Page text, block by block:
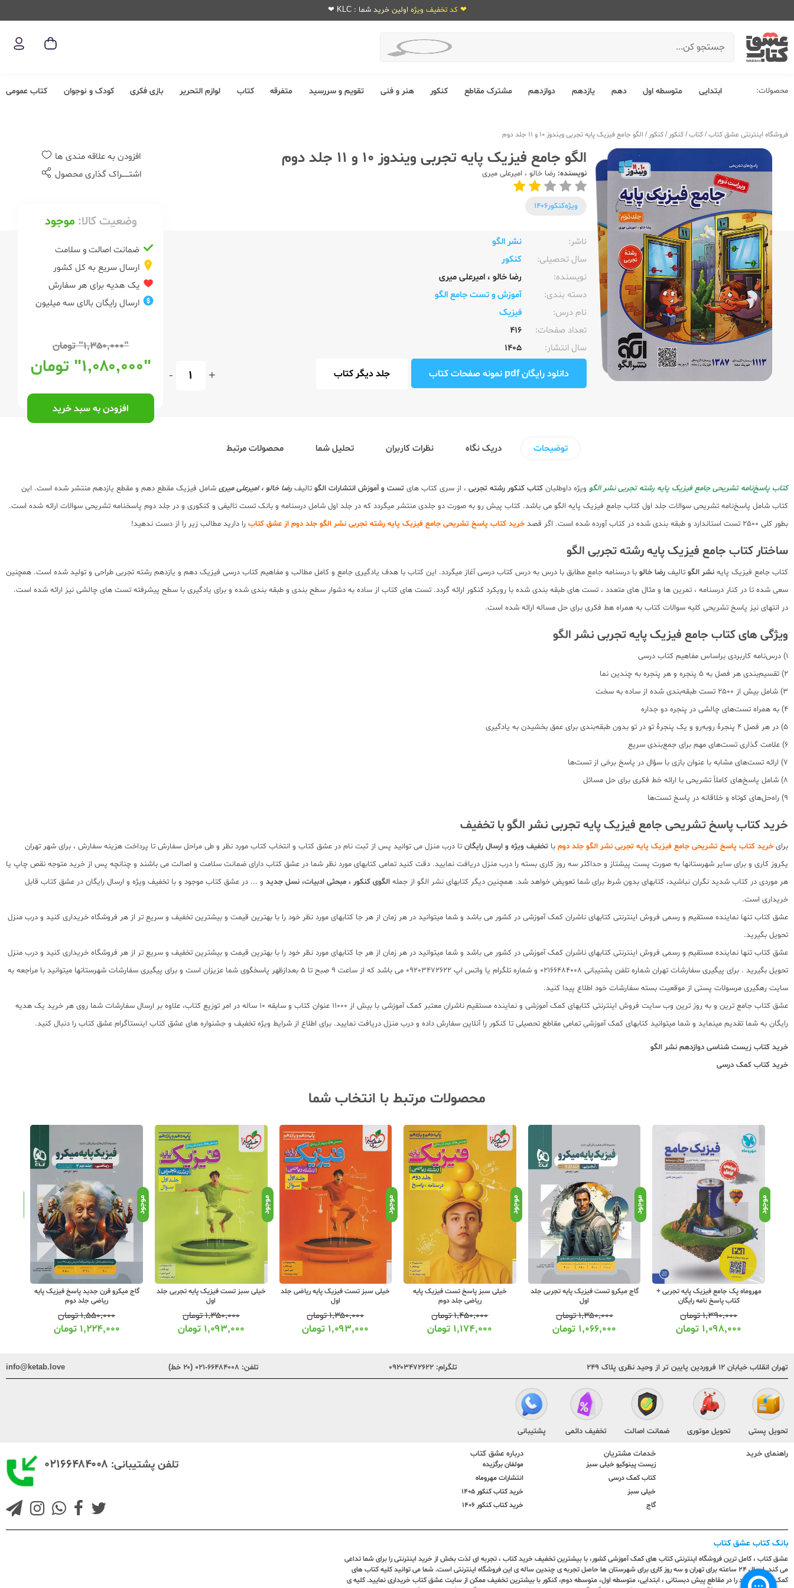
❤ کد تخفیف ویژه اولین خرید شما : KLC ❤
محصولات: ابتدایی متوسطه اول دهم یازدهم دوازدهم مشترک مقاطع کنکور هنر و فنی تقویم و سررسید متفرقه کتاب لوازم التحریر بازی فکری کودک و نوجوان کتاب عمومی
فروشگاه اینترنتی عشق کتاب/کتاب/کنکور /کنکور / الگو جامع فیزیک پایه تجربی ویندوز 10 و 11 جلد دوم
الگو جامع فیزیک پایه تجربی ویندوز 10 و 11 جلد دوم
نویسنده: رضا خالو ، امیرعلی میری
ویژه‌کنکور1406
ناشر:‌
نشر الگو
سال تحصیلی:‌
کنکور
نویسنده:‌
رضا خالو ، امیرعلی میری
دسته بندی:
آموزش و تست جامع الگو
نام درس:
فیزیک
تعداد صفحات:‌
416
سال انتشار:‌
1405
دانلود رایگان pdf نمونه صفحات کتاب جلد دیگر کتاب +
-
افزودن به علاقه مندی ها
اشتــــــراک گذاری محصول
وضعیت کالا: موجود
ضمانت اصالت و سلامت
ارسال سریع به کل کشور
یک هدیه برای هر سفارش
ارسال رایگان بالای سه میلیون
"۱,۳۵۰,۰۰۰" تومان
"۱,۰۸۰,۰۰۰" تومان
افزودن به سبد خرید
توضیحات دریک نگاه نظرات کاربران تحلیل شما محصولات مرتبط
کتاب پاسخ‌نامه تشریحی جامع فیزیک پایه رشته تجربی نشر الگو ویژه داوطلبان کتاب کنکور رشته تجربی ، از سری کتاب های تست و آموزش انتشارات الگو تالیفرضا خالو ، امیرعلی میری شامل فیزیک مقطع دهم و مقطع یازدهم منتشر شده است. این
کتاب شامل پاسخ‌نامه تشریحی سوالات جلد اول کتاب جامع فیزیک پایه الگو می باشد. کتاب پیش رو به صورت دو جلدی منتشر میگردد که در جلد اول شامل درسنامه و بانک تست تالیفی و کنکوری و در جلد دوم پاسخنامه تشریحی سوالات ارائه شده است.
بطور کلی 2500 تست استاندارد و طبقه بندی شده در کتاب آورده شده است. اگر قصد
خرید کتاب پاسخ تشریحی جامع فیزیک پایه رشته تجربی نشر الگو جلد دوم از عشق کتاب را دارید مطالب زیر را از دست ندهید!
ساختار کتاب جامع فیزیک پایه رشته تجربی الگو
کتاب جامع فیزیک پایه نشر الگو تالیف رضا خالو با درسنامه جامع مطابق با درس به درس کتاب درسی آغاز میگردد. این کتاب با هدف یادگیری جامع و کامل مطالب و مفاهیم کتاب درسی فیزیک دهم و یازدهم رشته تجربی طراحی و تولید شده است. همچنین
سعی شده تا در کنار درسنامه ، تمرین ها و مثال های متعدد ، تست های طبقه بندی شده با رویکرد کنکور ارائه گردد. تست های کتاب از ساده به دشوار سطح بندی و طبقه بندی شده و برای یادگیری با سطح پیشرفته تست های چالشی نیز ارائه شده است.
در انتهای نیز پاسخ تشریحی کلیه سوالات کتاب به همراه هط فکری برای حل مساله ارائه شده است.
ویژگی های کتاب جامع فیزیک پایه تجربی نشر الگو
1) درس‌نامه کاربردی براساس مفاهیم کتاب درسی
2) تقسیم‌بندی هر فصل به ۵ پنجره و هر پنجره به چندین نما
3) شامل بیش از 2500 تست طبقه‌بندی شده از ساده به سخت
4) به همراه تست‌های چالشی در پنجره دو جداره
5) در هر فصل ۴ پنجرۀ روبه‌رو و یک پنجرۀ تو در تو بدون طبقه‌بندی برای عمق بخشیدن به یادگیری
6) علامت گذاری تست‌های مهم برای جمع‌بندی سریع
7) ارائه تست‌های مشابه با عنوان بازی با سؤال در پاسخ برخی از تست‌ها
8) شامل پاسخ‌های کاملاً تشریحی با ارائه خط فکری برای حل مسائل
9) راه‌حل‌های کوتاه و خلاقانه در پاسخ تست‌ها
خرید کتاب پاسخ تشریحی جامع فیزیک پایه تجربی نشر الگو با تخفیف
برای خرید کتاب پاسخ تشریحی جامع فیزیک پایه تجربی نشر الگو جلد دوم با تخفیف ویژه و ارسال رایگان تا درب منزل می توانید پس از ثبت نام در عشق کتاب و انتخاب کتاب مورد نظر و طی مراحل سفارش تا پرداخت هزینه سفارش ، برای شهر تهران
یکروز کاری و برای سایر شهرستانها به صورت پست پیشتاز و حداکثر سه روز کاری بسته را درب منزل دریافت نمایید. دقت کنید تمامی کتابهای مورد نظر شما در عشق کتاب دارای ضمانت سلامت و اصالت می باشند و چنانچه پس از خرید متوجه نقص چاپ یا
هر موردی در کتاب شدید نگران نباشید، کتابهای بدون شرط برای شما تعویض خواهد شد. همچنین دیگر کتابهای نشر الگو از جمله الگوی کنکور ، مبحثی ادبیات، نسل جدید و ... در عشق کتاب موجود و با تخفیف ویژه و ارسال رایگان در عشق کتاب قابل
خریداری است.
عشق کتاب تنها نماینده مستقیم و رسمی فروش اینترنتی کتابهای ناشران کمک آموزشی در کشور می باشد و شما میتوانید در هر زمان از هر جا کتابهای مورد نظر خود را با بهترین قیمت و بیشترین تخفیف و سریع تر از هر فروشگاه خریداری کنید و درب منزل
تحویل بگیرید.
عشق کتاب تنها نماینده مستقیم و رسمی فروش اینترنتی کتابهای ناشران کمک آموزشی در کشور می باشد و شما میتوانید در هر زمان از هر جا کتابهای مورد نظر خود را با بهترین قیمت و بیشترین تخفیف و سریع تر از هر فروشگاه خریداری کنید و درب منزل
تحویل بگیرید . برای پیگیری سفارشات تهران شماره تلفن پشتیبانی 02166484008 و شماره تلگرام یا واتس اپ 09203472622 می باشد که از ساعت 9 صبح تا 5 بعدازظهر پاسخگوی شما عزیزان است و برای پیگیری سفارشات شهرستانها میتوانید با مراجعه به
سایت رهگیری مرسولات پستی از موقعیت بسته سفارشات خود اطلاع پیدا کنید.
عشق کتاب جامع ترین و به روز ترین وب سایت فروش اینترنتی کتابهای کمک آموزشی و نماینده مستقیم ناشران معتبر کمک آموزشی با بیش از 11000 عنوان کتاب و سابقه 10 ساله در امر توزیع کتاب، علاوه بر ارسال سفارشات شما روی هر خرید یک هدیه
رایگان به شما تقدیم مینماید و شما میتوانید کتابهای کمک آموزشی تمامی مقاطع تحصیلی تا کنکور را آنلاین سفارش داده و درب منزل دریافت نمایید. برای اطلاع از شرایط ویژه تخفیف و جشنواره های عشق کتاب اینستاگرام عشق کتاب را دنبال کنید.
خرید کتاب زیست شناسی دوازدهم نشر الگو
خرید کتاب کمک درسی
محصولات مرتبط با انتخاب شما
موجود
مهروماه پک جامع فیزیک پایه تجربی +
کتاب پاسخ نامه رایگان
۱,۳۹۰,۰۰۰تومان
۱,۰۹۸,۰۰۰ تومان
موجود
گاج میکرو تست فیزیک پایه تجربی جلد
اول
۱,۳۵۰,۰۰۰تومان
۱,۰۶۶,۰۰۰ تومان
موجود
خیلی سبز پاسخ تست فیزیک پایه
ریاضی جلد دوم
۱,۴۵۰,۰۰۰تومان
۱,۱۷۴,۰۰۰ تومان
موجود
خیلی سبز تست فیزیک پایه ریاضی جلد
اول
۱,۳۵۰,۰۰۰تومان
۱,۰۹۳,۰۰۰ تومان
موجود
خیلی سبز تست فیزیک پایه تجربی جلد
اول
۱,۳۵۰,۰۰۰تومان
۱,۰۹۳,۰۰۰ تومان
موجود
گاج میکرو قرن جدید پاسخ فیزیک پایه
ریاضی جلد دوم
۱,۵۵۰,۰۰۰تومان
۱,۲۲۴,۰۰۰ تومان
تهران انقلاب خیابان ۱۲ فروردین پایین تر از وحید نظری پلاک ۲۴۹ تلگرام: ۰۹۲۰۳۴۷۲۶۲۲ تلفن: ۶۶۴۸۴۰۰۸-۰۲۱ (۲۰ خط) info@ketab.love
تحویل پستی تحویل موتوری ضمانت اصالت تخفیف دائمی پشتیبانی
راهنمای خرید خدمات مشتریان
زیست پینوکیو خیلی سبز
کتاب کمک درسی
خیلی سبز
گاج
درباره عشق کتاب
مولفان برگزیده
انتشارات مهروماه
خرید کتاب کنکور 1405
خرید کتاب کنکور 1406
تلفن پشتیبانی: ۰۲۱۶۶۴۸۴۰۰۸
بانک کتاب عشق کتاب
عشق کتاب ، کامل ترین فروشگاه اینترنتی کتاب های کمک آموزشی کشور، با بیشترین تخفیف خرید کتاب ، تجربه ای لذت بخش از خرید اینترنتی را برای شما تداعی
می کند. ارسال ٢٤ ساعته برای تهران و سه روز کاری برای شهرستان ها حاصل تجربه ی چندین ساله ی این فروشگاه اینترنتی است. شما می توانید کلیه کتاب های
کمک آموزشی خود را در مقاطع پیش دبستانی ، ابتدایی، متوسطه اول، متوسطه دوم، کنکور با بیشترین تخفیف ممکن از سایت عشق کتاب خریداری نمایید. کلیه ی